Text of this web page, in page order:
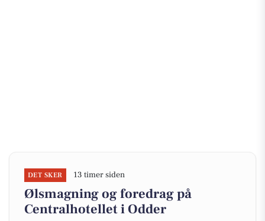
DET SKER 13 timer siden
Ølsmagning og foredrag på
Centralhotellet i Odder